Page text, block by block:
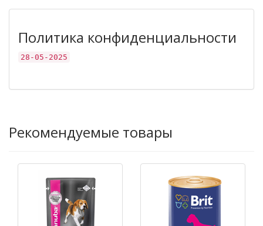
Политика конфиденциальности
28-05-2025
Рекомендуемые товары